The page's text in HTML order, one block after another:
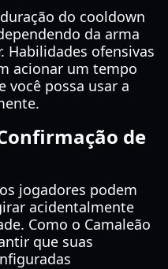
do cooldown
da arma
Habilidades ofensivas
acionar um tempo
você possa usar a
de
jogadores podem
acidentalmente
Como o Camaleão
que suas